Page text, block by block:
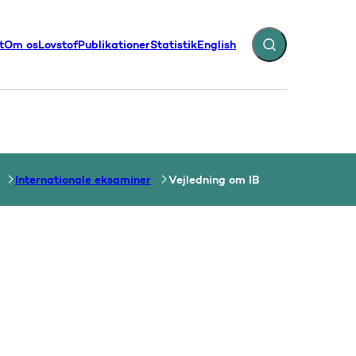
Om osLovstofPublikationerStatistikEnglish Fold søgefelt ud
- Flere links
Internationale eksaminer Vejledning om IB